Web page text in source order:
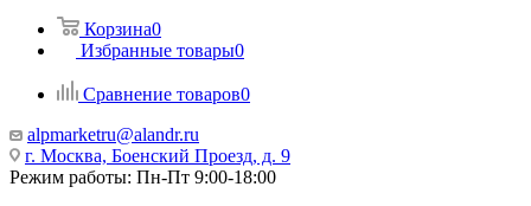
Корзина0
Избранные товары0
Сравнение товаров0
alpmarketru@alandr.ru
г. Москва, Боенский Проезд, д. 9
Режим работы: Пн-Пт 9:00-18:00